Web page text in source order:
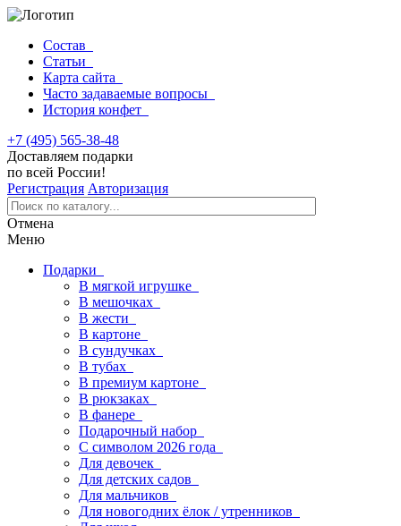
Состав
Статьи
Карта сайта
Часто задаваемые вопросы
История конфет
+7 (495) 565-38-48
Доставляем подарки
по всей России!
Регистрация Авторизация
Отмена
Меню
Подарки
В мягкой игрушке
В мешочках
В жести
В картоне
В сундучках
В тубах
В премиум картоне
В рюкзаках
В фанере
Подарочный набор
С символом 2026 года
Для девочек
Для детских садов
Для мальчиков
Для новогодних ёлок / утренников